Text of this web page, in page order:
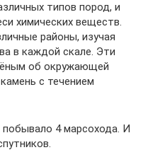
типов пород, и
химических веществ.
районы, изучая
в каждой скале. Эти
об окружающей
с течением
4 марсохода. И